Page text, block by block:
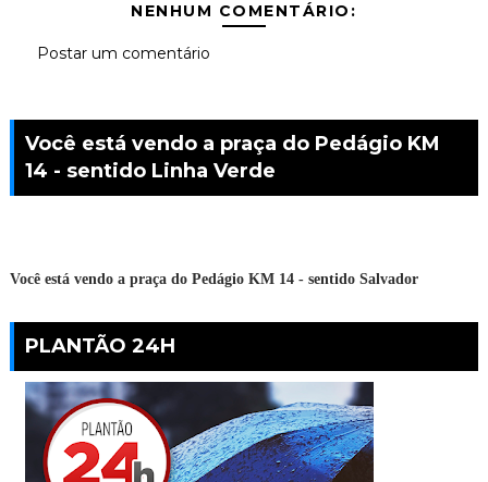
NENHUM COMENTÁRIO:
Postar um comentário
Você está vendo a praça do Pedágio KM
14 - sentido Linha Verde
Você está vendo a praça do Pedágio KM 14 - sentido Salvador
PLANTÃO 24H